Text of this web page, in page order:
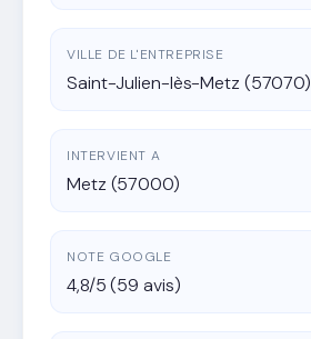
VILLE DE L'ENTREPRISE
Saint-Julien-lès-Metz (57070)
INTERVIENT A
Metz (57000)
NOTE GOOGLE
4,8/5 (59 avis)